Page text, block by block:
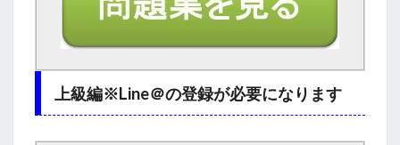
上級編※Line＠の登録が必要になります